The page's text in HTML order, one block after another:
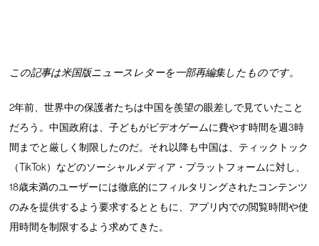
この記事は米国版ニュースレターを一部再編集したものです。
2年前、世界中の保護者たちは中国を羨望の眼差しで見ていたこと
だろう。中国政府は、子どもがビデオゲームに費やす時間を週3時
間までと厳しく制限したのだ。それ以降も中国は、ティックトック
（TikTok）などのソーシャルメディア・プラットフォームに対し、
18歳未満のユーザーには徹底的にフィルタリングされたコンテンツ
のみを提供するよう要求するとともに、アプリ内での閲覧時間や使
用時間を制限するよう求めてきた。